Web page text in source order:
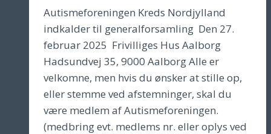
Autismeforeningen Kreds Nordjylland
indkalder til generalforsamling Den 27.
februar 2025 Frivilliges Hus Aalborg
Hadsundvej 35, 9000 Aalborg Alle er
velkomne, men hvis du ønsker at stille op,
eller stemme ved afstemninger, skal du
være medlem af Autismeforeningen.
(medbring evt. medlems nr. eller oplys ved